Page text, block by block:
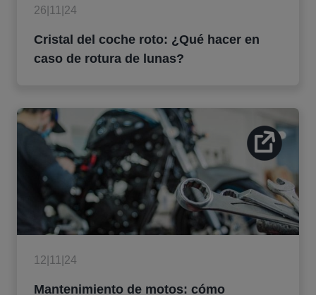
26|11|24
Cristal del coche roto: ¿Qué hacer en
caso de rotura de lunas?
12|11|24
Mantenimiento de motos: cómo